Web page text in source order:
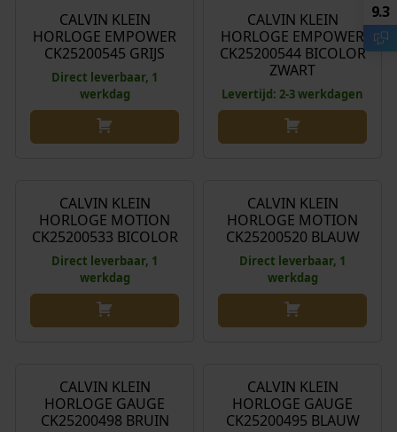
CALVIN KLEIN
HORLOGE EMPOWER
CK25200545 GRIJS
Direct leverbaar, 1
werkdag
CALVIN KLEIN
HORLOGE EMPOWER
CK25200544 BICOLOR
ZWART
Levertijd: 2-3 werkdagen
CALVIN KLEIN
HORLOGE MOTION
CK25200533 BICOLOR
Direct leverbaar, 1
werkdag
CALVIN KLEIN
HORLOGE MOTION
CK25200520 BLAUW
Direct leverbaar, 1
werkdag
CALVIN KLEIN
HORLOGE GAUGE
CK25200498 BRUIN
CALVIN KLEIN
HORLOGE GAUGE
CK25200495 BLAUW
9.3